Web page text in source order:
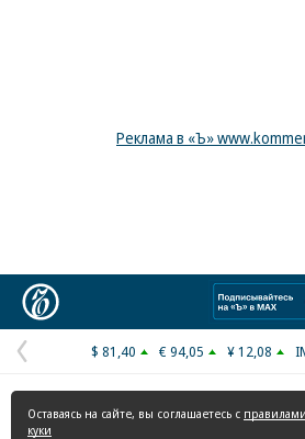
Реклама в «Ъ»
Предыдущая
страница
$ 81,40 € 94,05 ¥ 12,08
Оставаясь на сайте, вы соглашаетесь с
куки